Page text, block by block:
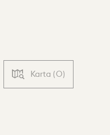
Karta (0)